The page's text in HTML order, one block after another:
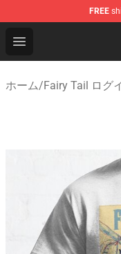
FREE
Open menu
Fairy Tail Store -
ホーム/Fairy Tail ログ